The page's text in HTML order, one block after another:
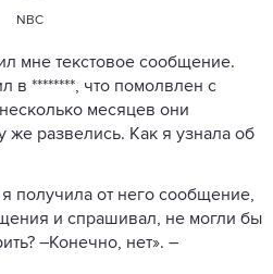
NBC
мне текстовое сообщение.
в ********, что помолвлен с
месяцев они
же развелись. Как я узнала об
получила от него сообщение,
и спрашивал, не могли бы
–Конечно, нет». –